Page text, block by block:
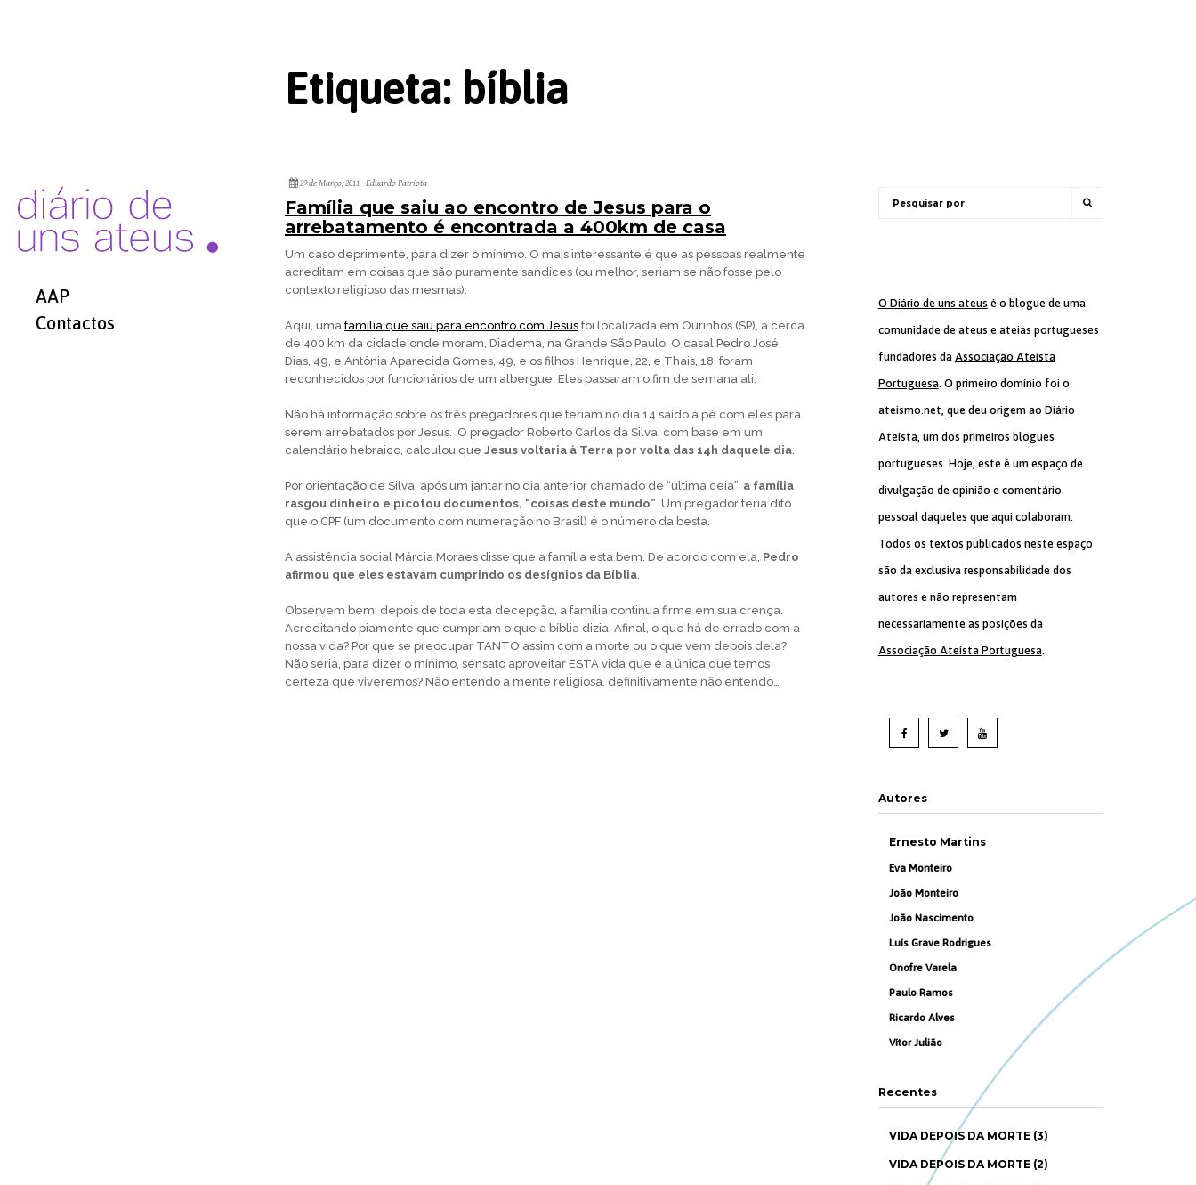
AAP
Contactos
Etiqueta: bíblia
29 de Março, 2011 Eduardo Patriota
Família que saiu ao encontro de Jesus para o
arrebatamento é encontrada a 400km de casa
Um caso deprimente, para dizer o mínimo. O mais interessante é que as pessoas realmente
acreditam em coisas que são puramente sandices (ou melhor, seriam se não fosse pelo
contexto religioso das mesmas).
Aqui, umafamília que saiu para encontro com Jesus foi localizada em Ourinhos (SP), a cerca
de 400 km da cidade onde moram, Diadema, na Grande São Paulo. O casal Pedro José
Dias, 49, e Antônia Aparecida Gomes, 49, e os filhos Henrique, 22, e Thais, 18, foram
reconhecidos por funcionários de um albergue. Eles passaram o fim de semana ali.
Não há informação sobre os três pregadores que teriam no dia 14 saído a pé com eles para
serem arrebatados por Jesus. O pregador Roberto Carlos da Silva, com base em um
calendário hebraico, calculou que Jesus voltaria à Terra por volta das 14h daquele dia.
Por orientação de Silva, após um jantar no dia anterior chamado de “última ceia”, a família
rasgou dinheiro e picotou documentos, “coisas deste mundo”. Um pregador teria dito
que o CPF (um documento com numeração no Brasil) é o número da besta.
A assistência social Márcia Moraes disse que a família está bem. De acordo com ela, Pedro
afirmou que eles estavam cumprindo os desígnios da Bíblia.
Observem bem: depois de toda esta decepção, a família continua firme em sua crença.
Acreditando piamente que cumpriam o que a bíblia dizia. Afinal, o que há de errado com a
nossa vida? Por que se preocupar TANTO assim com a morte ou o que vem depois dela?
Não seria, para dizer o mínimo, sensato aproveitar ESTA vida que é a única que temos
certeza que viveremos? Não entendo a mente religiosa, definitivamente não entendo…
O Diário de uns ateus é o blogue de uma
comunidade de ateus e ateias portugueses
fundadores da Associação Ateísta
Portuguesa. O primeiro domínio foi o
ateismo.net, que deu origem ao Diário
Ateísta, um dos primeiros blogues
portugueses. Hoje, este é um espaço de
divulgação de opinião e comentário
pessoal daqueles que aqui colaboram.
Todos os textos publicados neste espaço
são da exclusiva responsabilidade dos
autores e não representam
necessariamente as posições da
Associação Ateísta Portuguesa.
Autores
Ernesto Martins
Eva Monteiro
João Monteiro
João Nascimento
Luís Grave Rodrigues
Onofre Varela
Paulo Ramos
Ricardo Alves
Vítor Julião
Recentes
VIDA DEPOIS DA MORTE (3)
VIDA DEPOIS DA MORTE (2)